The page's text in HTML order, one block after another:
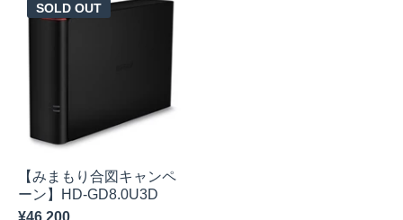
SOLD OUT
【みまもり合図キャンペ
ーン】HD-GD8.0U3D
¥46,200